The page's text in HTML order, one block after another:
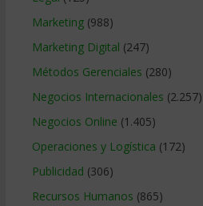
Marketing(988)
Marketing Digital (247)
Métodos Gerenciales (280)
Negocios Internacionales (2.257)
Negocios Online (1.405)
Operaciones y Logística (172)
Publicidad (306)
Recursos Humanos (865)